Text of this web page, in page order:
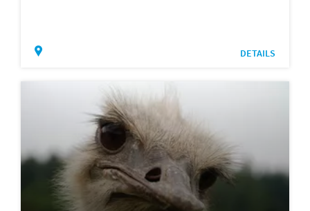
DETAILS